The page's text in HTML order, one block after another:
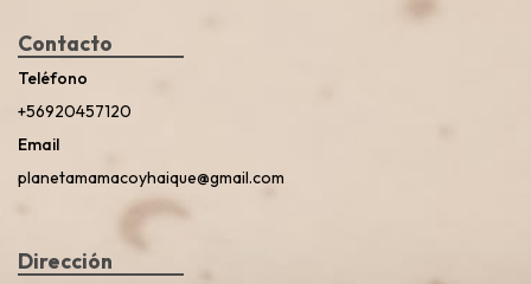
Contacto
Teléfono
+56920457120
Email
planetamamacoyhaique@gmail.com
Dirección